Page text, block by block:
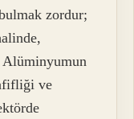
zordur;
Alüminyumun
ve